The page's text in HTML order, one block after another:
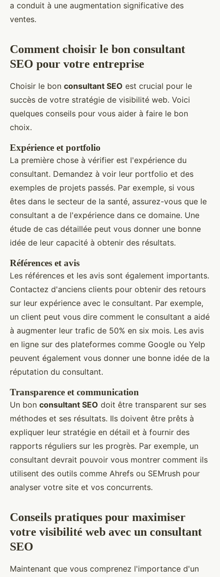
a conduit à une augmentation significative des
ventes.
Comment choisir le bon consultant
SEO pour votre entreprise
Choisir le bon consultant SEO est crucial pour le
succès de votre stratégie de visibilité web. Voici
quelques conseils pour vous aider à faire le bon
choix.
Expérience et portfolio
La première chose à vérifier est l'expérience du
consultant. Demandez à voir leur portfolio et des
exemples de projets passés. Par exemple, si vous
êtes dans le secteur de la santé, assurez-vous que le
consultant a de l'expérience dans ce domaine. Une
étude de cas détaillée peut vous donner une bonne
idée de leur capacité à obtenir des résultats.
Références et avis
Les références et les avis sont également importants.
Contactez d'anciens clients pour obtenir des retours
sur leur expérience avec le consultant. Par exemple,
un client peut vous dire comment le consultant a aidé
à augmenter leur trafic de 50% en six mois. Les avis
en ligne sur des plateformes comme Google ou Yelp
peuvent également vous donner une bonne idée de la
réputation du consultant.
Transparence et communication
Un bon consultant SEO doit être transparent sur ses
méthodes et ses résultats. Ils doivent être prêts à
expliquer leur stratégie en détail et à fournir des
rapports réguliers sur les progrès. Par exemple, un
consultant devrait pouvoir vous montrer comment ils
utilisent des outils comme Ahrefs ou SEMrush pour
analyser votre site et vos concurrents.
Conseils pratiques pour maximiser
votre visibilité web avec un consultant
SEO
Maintenant que vous comprenez l'importance d'un